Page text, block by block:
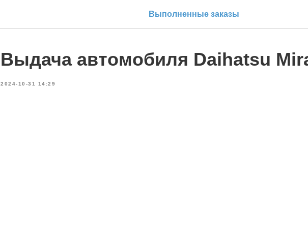
Выполненные заказы
Выдача автомобиля Daihatsu
2024-10-31 14:29